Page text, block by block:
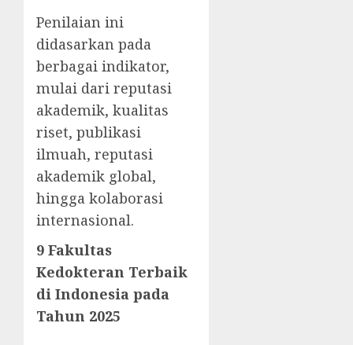
Penilaian ini
didasarkan pada
berbagai indikator,
mulai dari reputasi
akademik, kualitas
riset, publikasi
ilmuah, reputasi
akademik global,
hingga kolaborasi
internasional.
9 Fakultas
Kedokteran Terbaik
di Indonesia pada
Tahun 2025